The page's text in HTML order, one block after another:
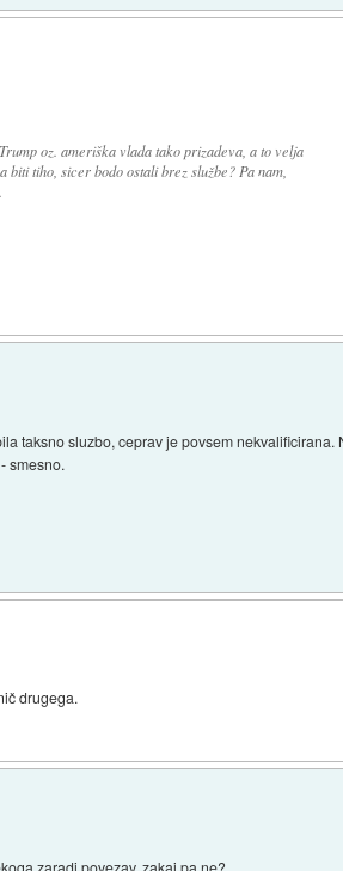
oz. ameriška vlada tako prizadeva, a to velja
tiho, sicer bodo ostali brez službe? Pa nam,
taksno sluzbo, ceprav je povsem
smesno.
drugega.
zaradi povezav, zakaj pa ne?